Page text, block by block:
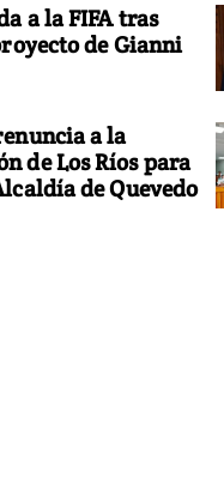
a la FIFA tras
de Gianni
a la
de Los Ríos para
de Quevedo